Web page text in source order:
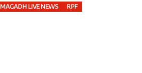
MAGADH LIVE NEWS RPF